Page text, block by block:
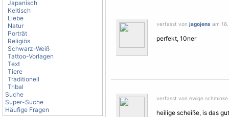
Japanisch
Keltisch
Liebe
Natur
Porträt
Religiös
Schwarz-Weiß
Tattoo-Vorlagen
Text
Tiere
Traditionell
Tribal
Suche
Super-Suche
Häufige Fragen
verfasst von jagojens am
perfekt, 10ner
verfasst von ewige
heilige scheiße, is das